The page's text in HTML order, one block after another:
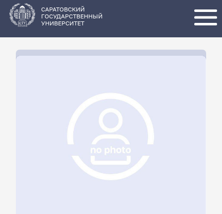
основному
содержанию
САРАТОВСКИЙ
ГОСУДАРСТВЕННЫЙ
УНИВЕРСИТЕТ